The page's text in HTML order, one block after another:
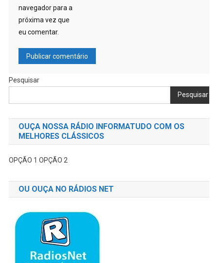
navegador para a
próxima vez que
eu comentar.
Pesquisar
Pesquisar
OUÇA NOSSA RÁDIO INFORMATUDO COM OS
MELHORES CLÁSSICOS
OPÇÃO 1 OPÇÃO 2
OU OUÇA NO RÁDIOS NET